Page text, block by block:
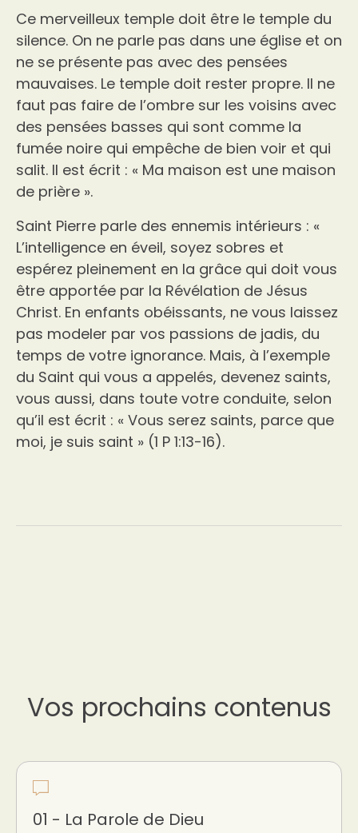
Ce merveilleux temple doit être le temple du
silence. On ne parle pas dans une église et on
ne se présente pas avec des pensées
mauvaises. Le temple doit rester propre. Il ne
faut pas faire de l’ombre sur les voisins avec
des pensées basses qui sont comme la
fumée noire qui empêche de bien voir et qui
salit. Il est écrit : « Ma maison est une maison
de prière ».
Saint Pierre parle des ennemis intérieurs : «
L’intelligence en éveil, soyez sobres et
espérez pleinement en la grâce qui doit vous
être apportée par la Révélation de Jésus
Christ. En enfants obéissants, ne vous laissez
pas modeler par vos passions de jadis, du
temps de votre ignorance. Mais, à l’exemple
du Saint qui vous a appelés, devenez saints,
vous aussi, dans toute votre conduite, selon
qu’il est écrit : « Vous serez saints, parce que
moi, je suis saint » (1 P 1:13-16).
Vos prochains contenus
01 - La Parole de Dieu